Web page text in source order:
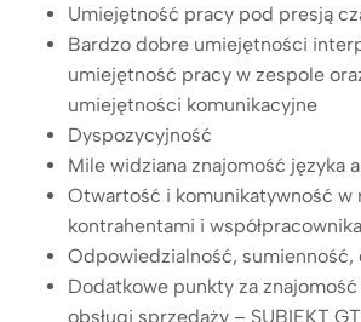
Umiejętność pracy pod presją
Bardzo dobre umiejętności
umiejętność pracy w zespole
umiejętności komunikacyjne
Dyspozycyjność
Mile widziana znajomość języka
Otwartość i komunikatywność w
kontrahentami i
Odpowiedzialność, sumienność,
Dodatkowe punkty za
obsługi sprzedaży – SUBIEKT